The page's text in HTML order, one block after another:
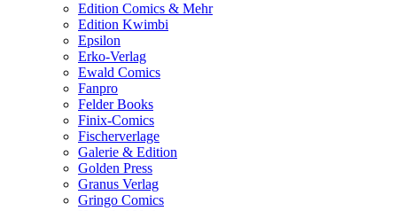
Edition Comics & Mehr
Edition Kwimbi
Epsilon
Erko-Verlag
Ewald Comics
Fanpro
Felder Books
Finix-Comics
Fischerverlage
Galerie & Edition
Golden Press
Granus Verlag
Gringo Comics